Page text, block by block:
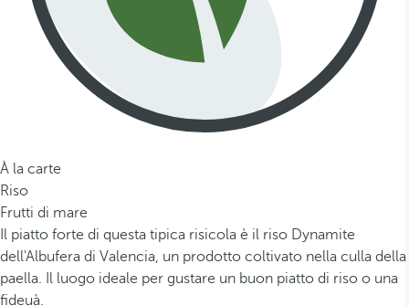
À la carte
Riso
Frutti di mare
Il piatto forte di questa tipica risicola è il riso Dynamite
dell'Albufera di Valencia, un prodotto coltivato nella culla della
paella. Il luogo ideale per gustare un buon piatto di riso o una
fideuà.